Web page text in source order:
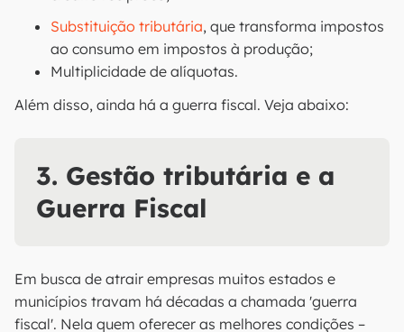
Substituição tributária, que transforma impostos
ao consumo em impostos à produção;
Multiplicidade de alíquotas.
Além disso, ainda há a guerra fiscal. Veja abaixo:
3. Gestão tributária e a
Guerra Fiscal
Em busca de atrair empresas muitos estados e
municípios travam há décadas a chamada 'guerra
fiscal'. Nela quem oferecer as melhores condições –